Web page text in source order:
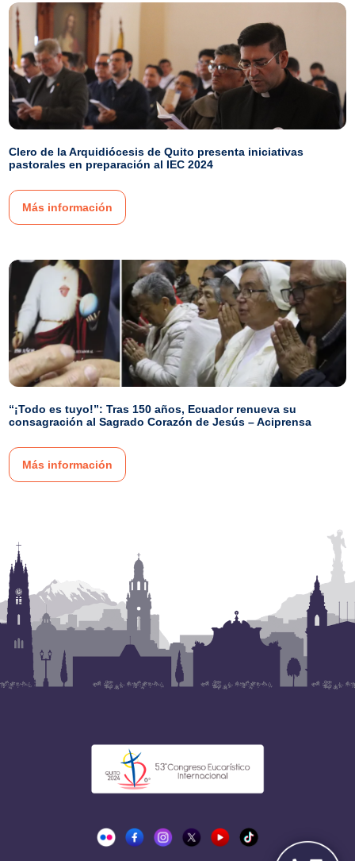
Clero de la Arquidiócesis de Quito presenta iniciativas
pastorales en preparación al IEC 2024
Más información
“¡Todo es tuyo!”: Tras 150 años, Ecuador renueva su
consagración al Sagrado Corazón de Jesús – Aciprensa
Más información